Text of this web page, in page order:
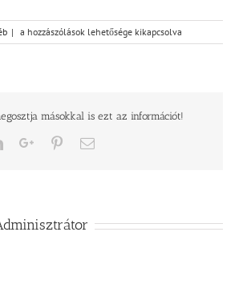
| Trianon
a
sebeket
a
100.
évfordulón
a hozzászólások lehetősége kikapcsolva
másokkal is ezt az információt!
LinkedInGoogle+PinterestEmail